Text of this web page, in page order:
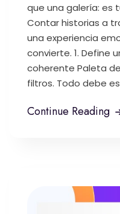
que una galería: es
Contar historias a
una experiencia
convierte. 1. Define
coherente Paleta
filtros. Todo debe
Continue Reading